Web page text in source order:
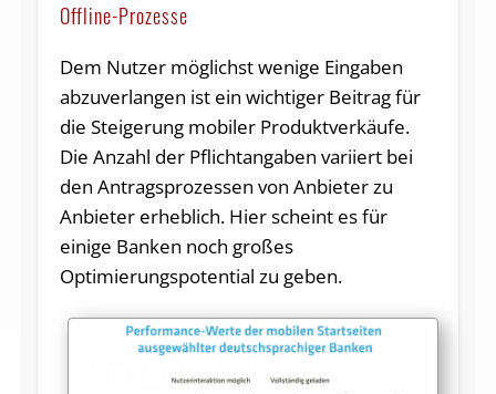
Offline-Prozesse
Dem Nutzer möglichst wenige Eingaben
abzuverlangen ist ein wichtiger Beitrag für
die Steigerung mobiler Produktverkäufe.
Die Anzahl der Pflichtangaben variiert bei
den Antragsprozessen von Anbieter zu
Anbieter erheblich. Hier scheint es für
einige Banken noch großes
Optimierungspotential zu geben.